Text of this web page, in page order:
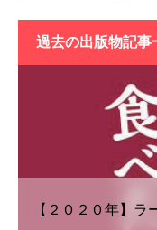
過去の出版物記
【２０２０年】ラ